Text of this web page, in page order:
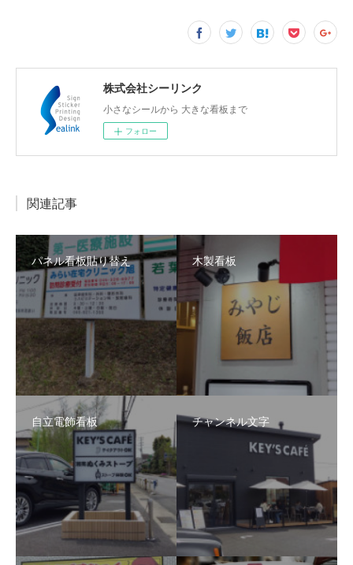
株式会社シーリンク
小さなシールから 大きな看板まで
フォロー
関連記事
パネル看板貼り替え 木製看板
自立電飾看板 チャンネル文字